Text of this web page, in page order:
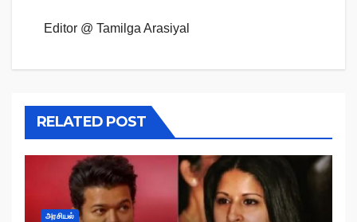
Editor @ Tamilga Arasiyal
RELATED POST
அரசியல்